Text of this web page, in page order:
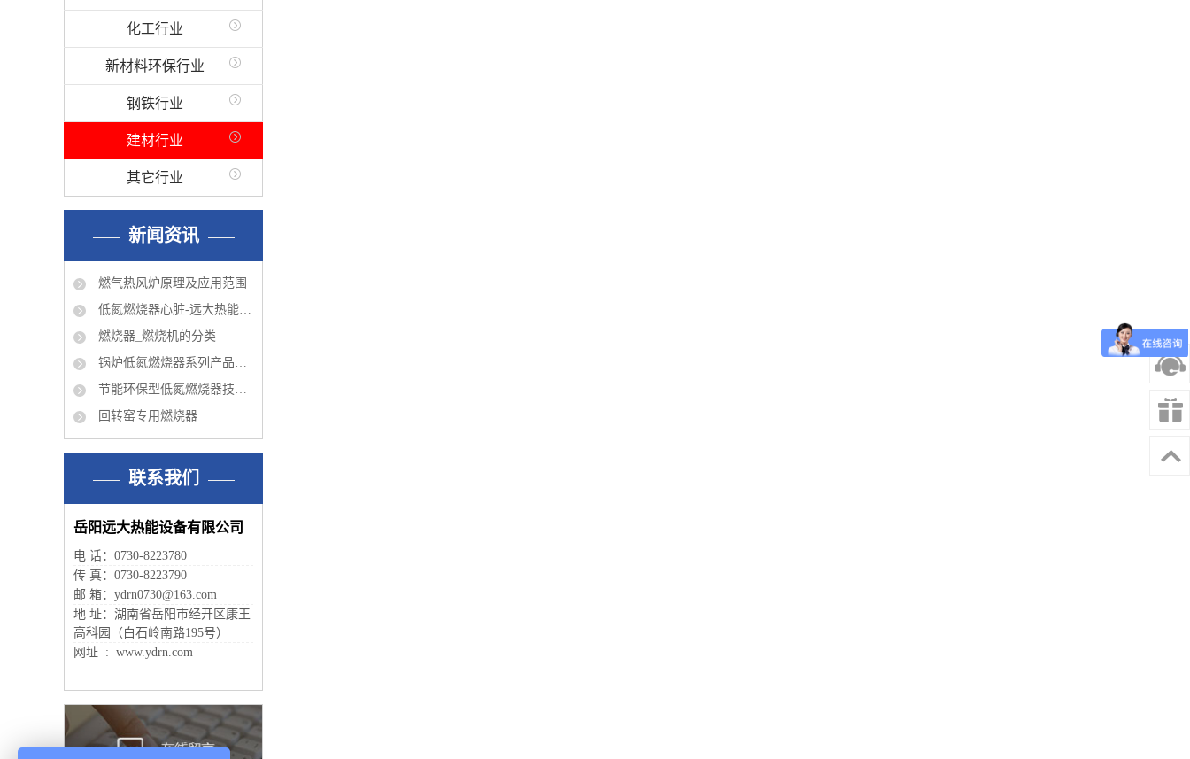
化工行业
新材料环保行业
钢铁行业
建材行业
其它行业
新闻资讯
燃气热风炉原理及应用范围
低氮燃烧器心脏-远大热能程控器简介
燃烧器_燃烧机的分类
锅炉低氮燃烧器系列产品有哪些？
节能环保型低氮燃烧器技术特点分析及应用
回转窑专用燃烧器
联系我们
岳阳远大热能设备有限公司
电 话：0730-8223780
传 真：0730-8223790
邮 箱：ydrn0730@163.com
地 址：湖南省岳阳市经开区康王
高科园（白石岭南路195号）
网址 : www.ydrn.com